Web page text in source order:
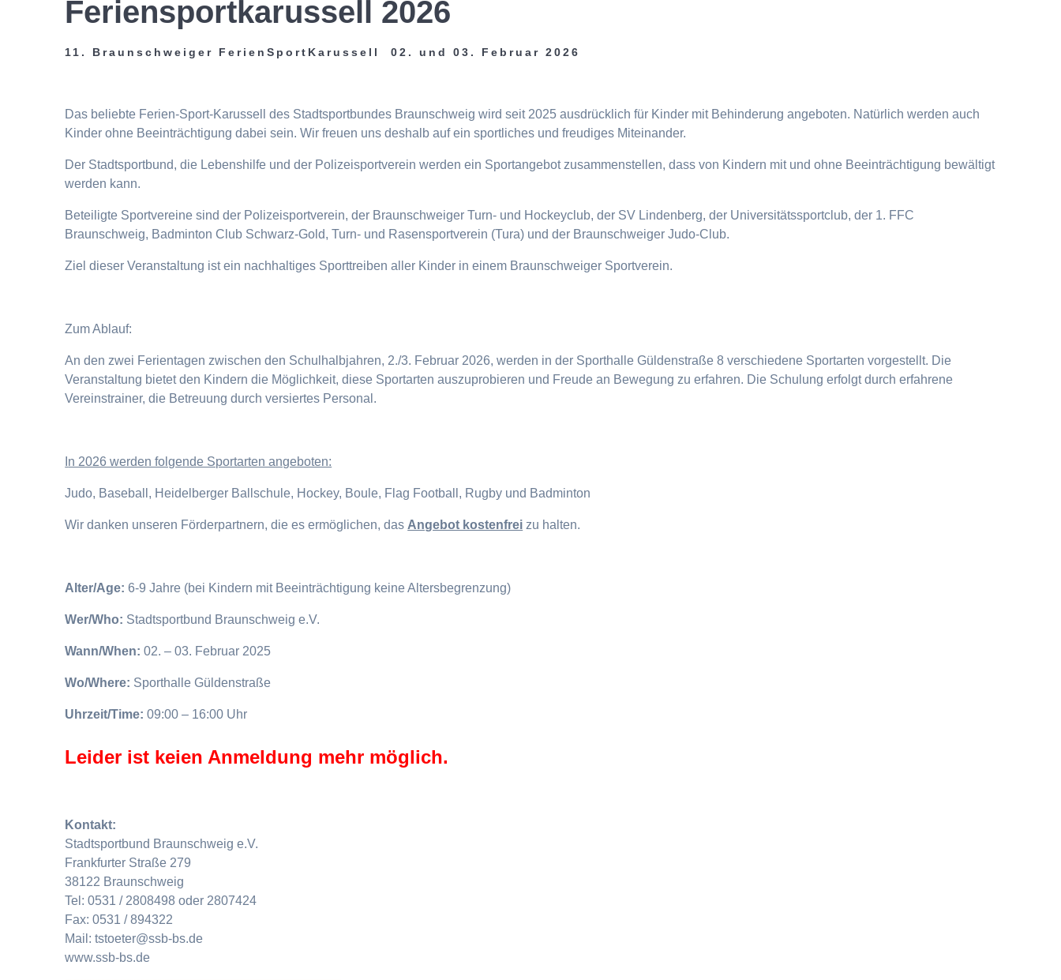
Feriensportkarussell 2026
11. Braunschweiger FerienSportKarussell 02. und 03. Februar 2026
Das beliebte Ferien-Sport-Karussell des Stadtsportbundes Braunschweig wird seit 2025 ausdrücklich für Kinder mit Behinderung angeboten. Natürlich werden auch
Kinder ohne Beeinträchtigung dabei sein. Wir freuen uns deshalb auf ein sportliches und freudiges Miteinander.
Der Stadtsportbund, die Lebenshilfe und der Polizeisportverein werden ein Sportangebot zusammenstellen, dass von Kindern mit und ohne Beeinträchtigung bewältigt
werden kann.
Beteiligte Sportvereine sind der Polizeisportverein, der Braunschweiger Turn- und Hockeyclub, der SV Lindenberg, der Universitätssportclub, der 1. FFC
Braunschweig, Badminton Club Schwarz-Gold, Turn- und Rasensportverein (Tura) und der Braunschweiger Judo-Club.
Ziel dieser Veranstaltung ist ein nachhaltiges Sporttreiben aller Kinder in einem Braunschweiger Sportverein.
Zum Ablauf:
An den zwei Ferientagen zwischen den Schulhalbjahren, 2./3. Februar 2026, werden in der Sporthalle Güldenstraße 8 verschiedene Sportarten vorgestellt. Die
Veranstaltung bietet den Kindern die Möglichkeit, diese Sportarten auszuprobieren und Freude an Bewegung zu erfahren. Die Schulung erfolgt durch erfahrene
Vereinstrainer, die Betreuung durch versiertes Personal.
n 2026 werden folgende Sportarten angeboten:
Judo, Baseball, Heidelberger Ballschule, Hockey, Boule, Flag Football, Rugby und Badminton
Wir danken unseren Förderpartnern, die es ermöglichen, das Angebot kostenfrei zu halten.
Alter/Age:6-9 Jahre (bei Kindern mit Beeinträchtigung keine Altersbegrenzung)
Wer/Who: Stadtsportbund Braunschweig e.V.
Wann/When:02. – 03. Februar 2025
Wo/Where: Sporthalle Güldenstraße
Uhrzeit/Time:09:00 – 16:00 Uhr
Leider ist keien Anmeldung mehr möglich.
Kontakt:
Stadtsportbund Braunschweig e.V.
Frankfurter Straße 279
38122 Braunschweig
Tel: 0531 / 2808498 oder 2807424
Fax: 0531 / 894322
Mail: tstoeter@ssb-bs.de
www.ssb-bs.de